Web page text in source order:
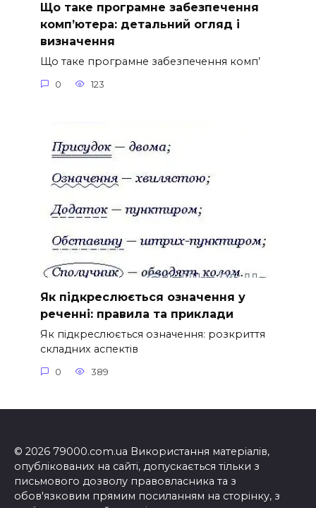
Що таке програмне забезпечення
комп’ютера: детальний огляд і
визначення
Що таке програмне забезпечення комп’
0 123
Як підкреслюється означення у
реченні: правила та приклади
Як підкреслюється означення: розкриття
складних аспектів
0 389
© 2026 79000.com.ua Використання матеріалів,
опублікованих на сайті, допускається тільки з
письмового дозволу правовласника та з
обов'язковим прямим посиланням на сторінку, з